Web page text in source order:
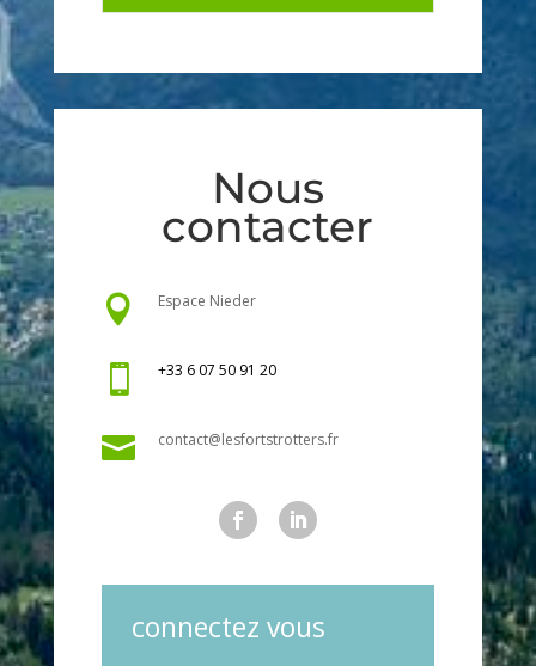
Nous
contacter
 Espace Nieder
 +33 6 07 50 91 20
 contact@lesfortstrotters.fr
connectez vous